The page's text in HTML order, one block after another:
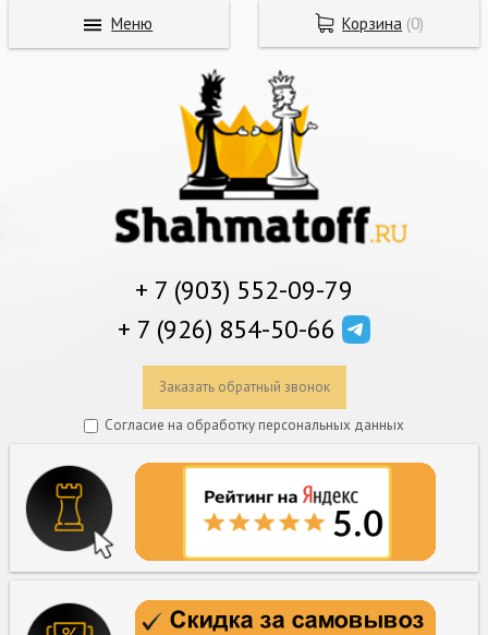
+ 7 (903) 552-09-79
+ 7 (926) 854-50-66
Заказать обратный звонок
Согласие на обработку персональных данных
Корзина (0)
Меню